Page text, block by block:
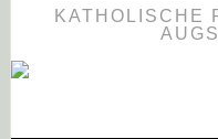
KATHOLISCHE